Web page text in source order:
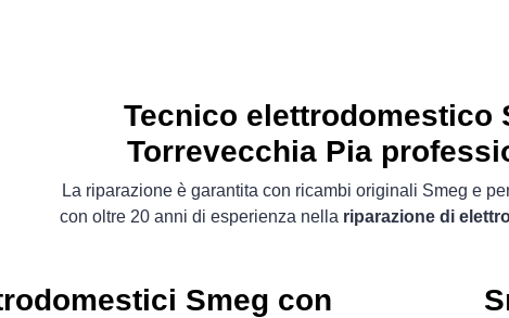
Tecnico elettrodomestico
Torrevecchia Pia
La riparazione è garantita con ricambi originali Smeg e
con oltre 20 anni di esperienza nella riparazione di
Smeg con